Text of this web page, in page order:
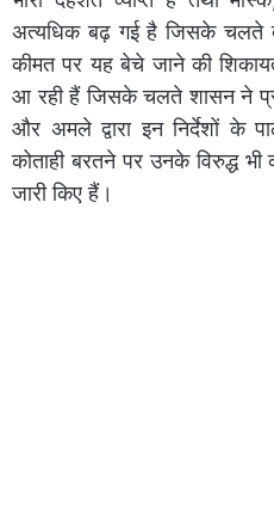
अत्यधिक बढ़ गई है जिसके चलते
कीमत पर यह बेचे जाने की
आ रही हैं जिसके चलते शासन ने
और अमले द्वारा इन निर्देशों के
कोताही बरतने पर उनके विरुद्ध
जारी किए हैं।